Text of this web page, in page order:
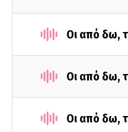
Οι από δω,
Οι από δω,
Οι από δω,